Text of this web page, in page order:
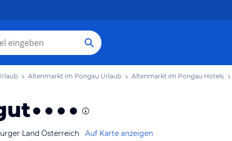
Altenmarkt im Pongau Urlaub Altenmarkt im Pongau Hotels
Land Österreich Auf Karte anzeigen